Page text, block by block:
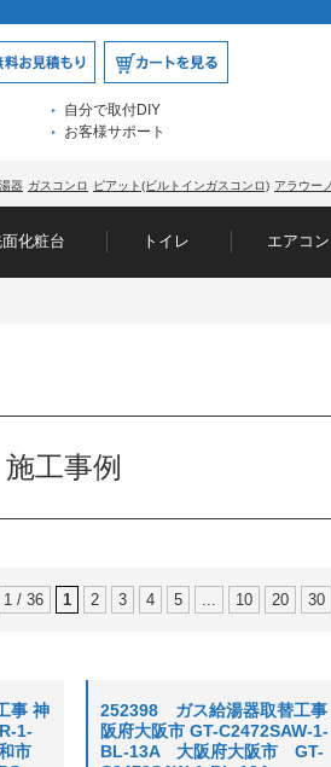
自分で取付DIY
お客様サポート
器 ガスコンロ ピアット(ビルトインガスコンロ) アラウー
化粧台 トイレ エアコン
施工事例
1 / 36 1 2 3 4 5 ... 10 20 30
事 神
1-
市
252398 ガス給湯器取替工事
阪府大阪市 GT-C2472SAW-1-
BL-13A 大阪府大阪市 GT-